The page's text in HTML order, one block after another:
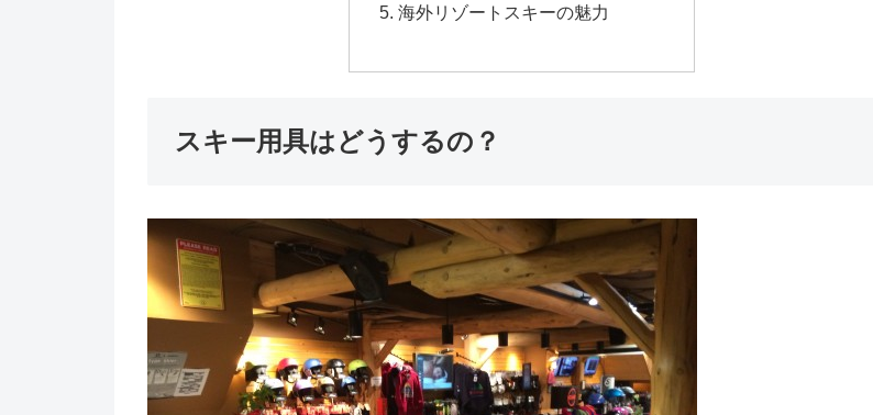
海外リゾートスキーの魅力
スキー用具はどうするの？